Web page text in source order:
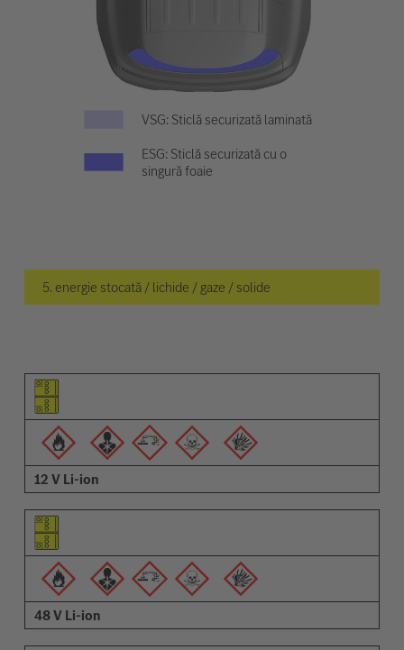
VSG: Sticlă securizată laminată
ESG: Sticlă securizată cu o
singură foaie
5. energie stocată / lichide / gaze / solide
Pictogramă elemente
Pictogramă avertizări
Descriere
12 V Li-ion
48 V Li-ion